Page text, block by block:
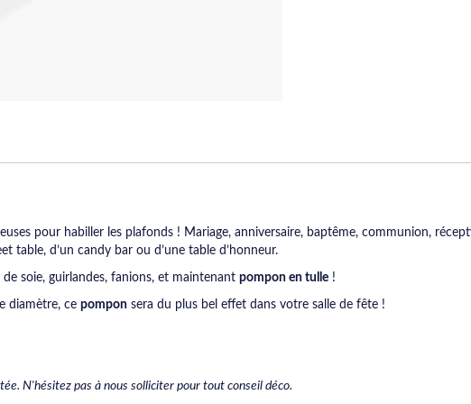
pour habiller les plafonds ! Mariage, anniversaire, baptême, communion,
table, d’un candy bar ou d’une table d’honneur.
soie, guirlandes, fanions, et maintenant pompon en tulle !
diamètre, ce pompon sera du plus bel effet dans votre salle de fête !
N'hésitez pas à nous solliciter pour tout conseil déco.